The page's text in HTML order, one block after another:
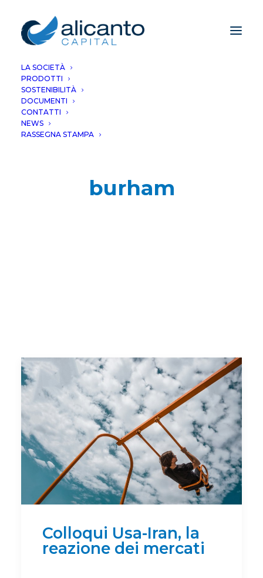
LA SOCIETÀ
PRODOTTI
SOSTENIBILITÀ
DOCUMENTI
CONTATTI
NEWS
RASSEGNA STAMPA
burham
Colloqui Usa-Iran, la
reazione dei mercati